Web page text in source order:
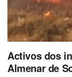
Activos dos
Almenar de